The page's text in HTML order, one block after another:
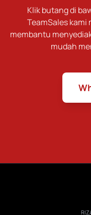
Klik butang di
TeamSales kami
membantu
mudah